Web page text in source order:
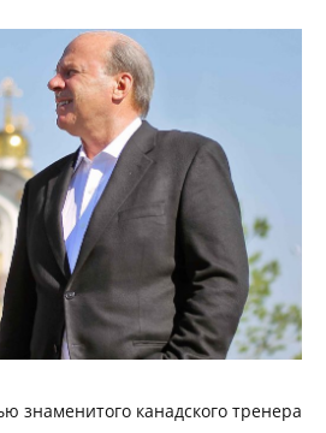
знаменитого канадского тренера